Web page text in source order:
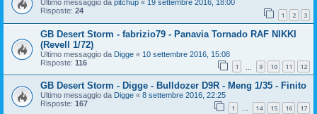
Ultimo messaggio da pitchup « 19 settembre 2016, 18:00
Risposte: 24 1 2 3
GB Desert Storm - fabrizio79 - Panavia Tornado RAF NIKKI
(Revell 1/72)
Ultimo messaggio da Digge « 10 settembre 2016, 15:08
Risposte: 116 1 9 10 11 12
GB Desert Storm - Digge - Bulldozer D9R - Meng 1/35 - Finito
Ultimo messaggio da Digge « 8 settembre 2016, 22:25
Risposte: 167 1 … 14 15 16 17